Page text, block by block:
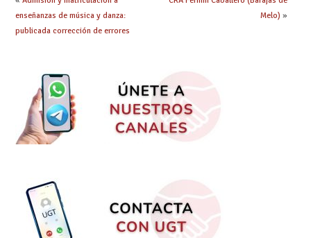
enseñanzas de música y danza:
publicada corrección de errores
Melo) »